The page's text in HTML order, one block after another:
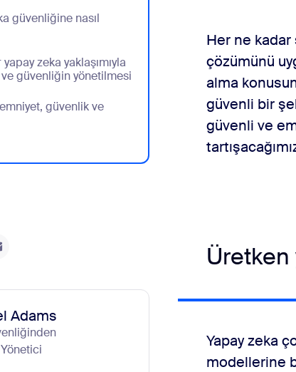
güvenliğine nasıl
zeka güvenliğine nasıl yaklaşıyor?
zeka yaklaşımıyla
güvenliğin yönetilmesi
bir yapay zeka yaklaşımıyla birlikte emniyet ve
güvenlik ve
emniyet, güvenlik ve gelecek
Adams
Her ne kadar
çözümünü
alma
güvenli bir
güvenli ve
Üretken
Yapay zeka
modellerine